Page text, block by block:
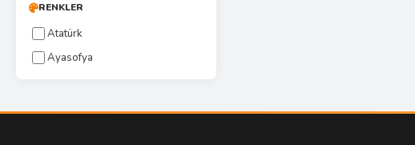
RENKLER
Atatürk
Ayasofya